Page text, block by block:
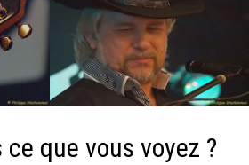
que vous voyez ?